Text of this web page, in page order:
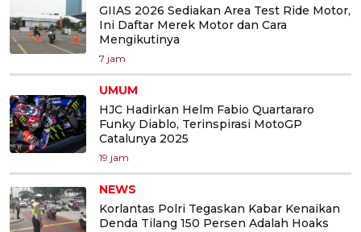
GIIAS 2026 Sediakan Area Test Ride Motor,
Ini Daftar Merek Motor dan Cara
Mengikutinya
7 jam
UMUM
HJC Hadirkan Helm Fabio Quartararo
Funky Diablo, Terinspirasi MotoGP
Catalunya 2025
19 jam
NEWS
Korlantas Polri Tegaskan Kabar Kenaikan
Denda Tilang 150 Persen Adalah Hoaks